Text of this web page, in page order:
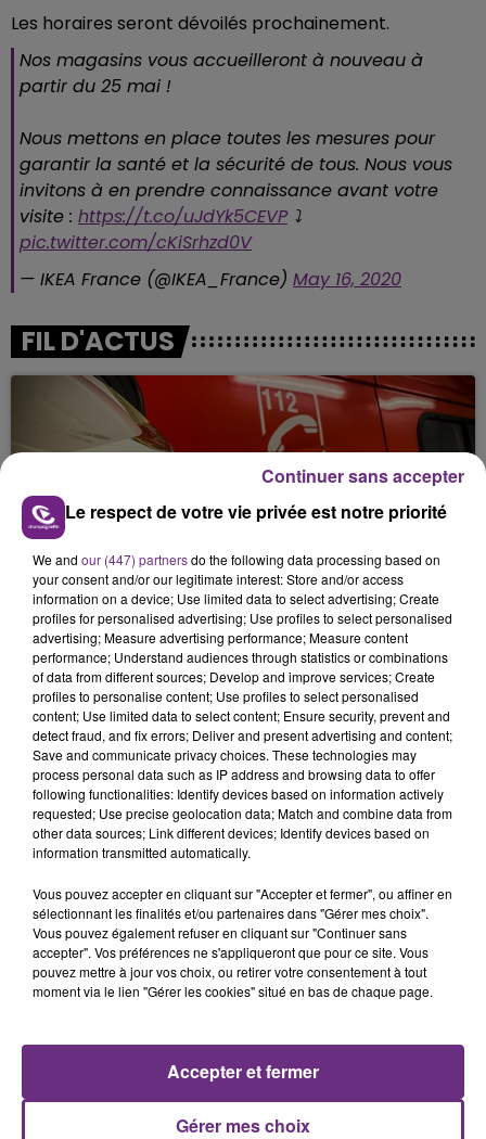
Les horaires seront dévoilés prochainement.
Nos magasins vous accueilleront à nouveau à
partir du 25 mai !
Nous mettons en place toutes les mesures pour
garantir la santé et la sécurité de tous. Nous vous
invitons à en prendre connaissance avant votre
visite : https://t.co/uJdYk5CEVP⤵
pic.twitter.com/cKiSrhzd0V
— IKEA France (@IKEA_France) May 16, 2020
FIL D'ACTUS
UN FEU DE REMORQUE BLOQUE LA
CIRCULATION DANS LES ARDENNES
Un feu de remorque s'est déclaré ce mercredi en
fin de matinée sur l'A34.
VENEZ FÊTER CE WEEK-END
Ce samedi 8 août sera un grand jour :
l'anniversaire du plus gros sanglier du monde.
Une fête est donc organisée et vous êtes tous
conviés !
TITRES DIFFUSÉS
Le respect de votre vie privée est notre priorité
We and our (447) partnersdo the following data processing based on
your consent and/or our legitimate interest: Store and/or access
information on a device; Use limited data to select advertising; Create
profiles for personalised advertising; Use profiles to select personalised
advertising; Measure advertising performance; Measure content
performance; Understand audiences through statistics or combinations
of data from different sources; Develop and improve services; Create
profiles to personalise content; Use profiles to select personalised
content; Use limited data to select content; Ensure security, prevent and
detect fraud, and fix errors; Deliver and present advertising and content;
Save and communicate privacy choices. These technologies may
process personal data such as IP address and browsing data to offer
following functionalities: Identify devices based on information actively
requested; Use precise geolocation data; Match and combine data from
other data sources; Link different devices; Identify devices based on
information transmitted automatically.
Vous pouvez accepter en cliquant sur "Accepter et fermer", ou affiner en
sélectionnant les finalités et/ou partenaires dans "Gérer mes choix".
Vous pouvez également refuser en cliquant sur "Continuer sans
accepter". Vos préférences ne s'appliqueront que pour ce site. Vous
pouvez mettre à jour vos choix, ou retirer votre consentement à tout
moment via le lien "Gérer les cookies" situé en bas de chaque page.
Gérer mes choix
Accepter et fermer
Continuer sans accepter